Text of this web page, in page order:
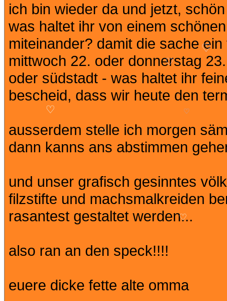
♡
♡
♡
♡
♡
ich bin wieder da und jetzt,
was haltet ihr von einem
miteinander? damit die sache
mittwoch 22. oder donnerstag
oder südstadt - was haltet ihr
bescheid, dass wir heute den
ausserdem stelle ich morgen
dann kanns ans abstimmen
und unser grafisch gesinntes
filzstifte und machsmalkreiden
rasantest gestaltet werden...
also ran an den speck!!!!
euere dicke fette alte omma